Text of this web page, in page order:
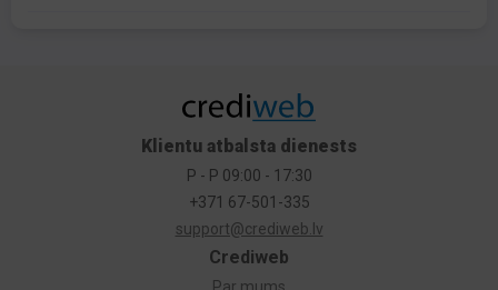
Crediweb
Klientu atbalsta dienests
P - P 09:00 - 17:30
+371 67-501-335
support@crediweb.lv